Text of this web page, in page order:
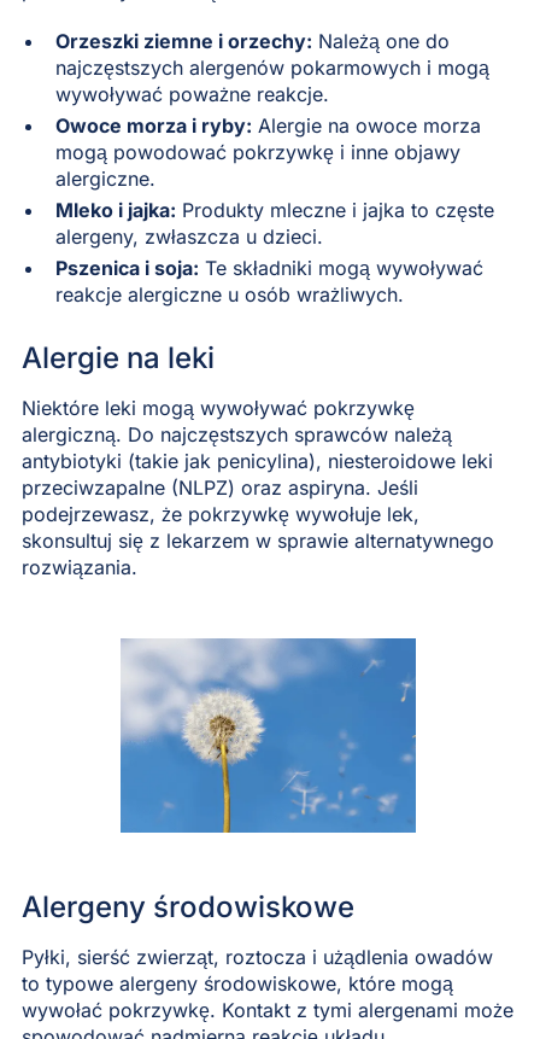
Orzeszki ziemne i orzechy: Należą one do
najczęstszych alergenów pokarmowych i mogą
wywoływać poważne reakcje.
Owoce morza i ryby: Alergie na owoce morza
mogą powodować pokrzywkę i inne objawy
alergiczne.
Mleko i jajka: Produkty mleczne i jajka to częste
alergeny, zwłaszcza u dzieci.
Pszenica i soja: Te składniki mogą wywoływać
reakcje alergiczne u osób wrażliwych.
Alergie na leki
Niektóre leki mogą wywoływać pokrzywkę
alergiczną. Do najczęstszych sprawców należą
antybiotyki (takie jak penicylina), niesteroidowe leki
przeciwzapalne (NLPZ) oraz aspiryna. Jeśli
podejrzewasz, że pokrzywkę wywołuje lek,
skonsultuj się z lekarzem w sprawie alternatywnego
rozwiązania.
Alergeny środowiskowe
Pyłki, sierść zwierząt, roztocza i użądlenia owadów
to typowe alergeny środowiskowe, które mogą
wywołać pokrzywkę. Kontakt z tymi alergenami może